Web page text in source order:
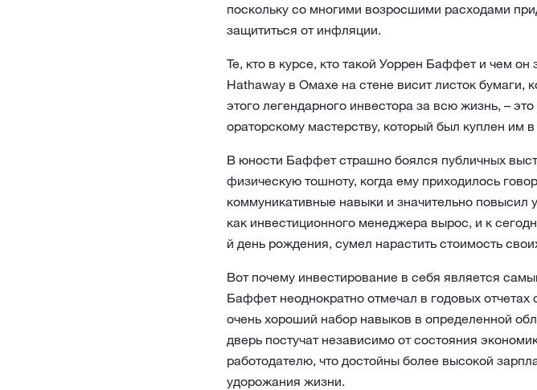
поскольку со многими возросшими расходами
защититься от инфляции.
Те, кто в курсе, кто такой Уоррен Баффет и чем
Hathaway в Омахе на стене висит листок
этого легендарного инвестора за всю жизнь, –
ораторскому мастерству, который был куплен им
В юности Баффет страшно боялся публичных
физическую тошноту, когда ему приходилось
коммуникативные навыки и значительно повысил
как инвестиционного менеджера вырос, и к
й день рождения, сумел нарастить стоимость
Вот почему инвестирование в себя является
Баффет неоднократно отмечал в годовых
очень хороший набор навыков в определенной
дверь постучат независимо от состояния
работодателю, что достойны более высокой
удорожания жизни.